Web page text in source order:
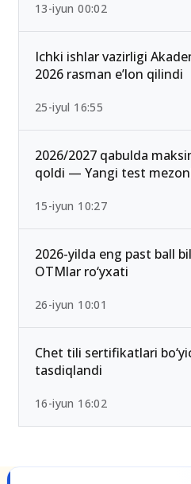
13-iyun 00:02
Ichki ishlar vazirligi
2026 rasman e’lon qilindi
25-iyul 16:55
2026/2027 qabulda
qoldi — Yangi test
15-iyun 10:27
2026-yilda eng past ball
OTMlar ro‘yxati
26-iyun 10:01
Chet tili sertifikatlari
tasdiqlandi
16-iyun 16:02